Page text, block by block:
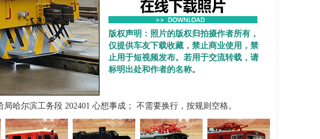
版权声明：照片的版权归拍摄作者所有，
仅提供车友下载收藏，禁止商业使用，禁
止用于短视频发布。若用于交流转载，请
标明出处和作者的名称。
哈尔滨工务段 202401 心想事成； 不需要换行，按规则空格。